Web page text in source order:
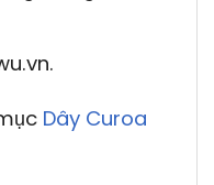
Dây Curoa